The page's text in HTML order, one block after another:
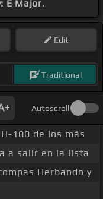
E Major.
Edit
Traditional
Autoscroll
100 de los más
a salir en la lista
Herbando y